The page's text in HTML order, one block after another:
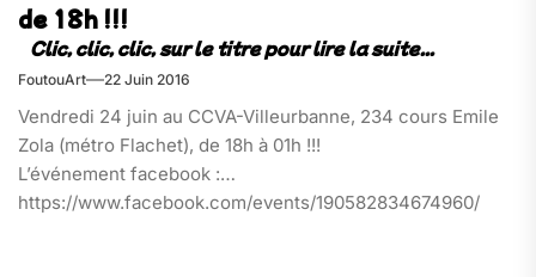
de 18h !!!
FoutouArt 22 Juin 2016
Vendredi 24 juin au CCVA-Villeurbanne, 234 cours Emile
Zola (métro Flachet), de 18h à 01h !!!
L’événement facebook :
https://www.facebook.com/events/190582834674960/